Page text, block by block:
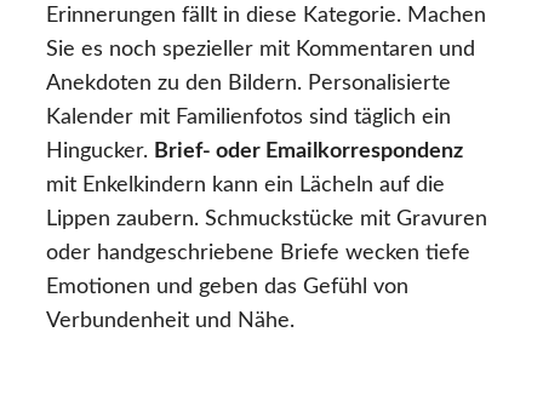
Erinnerungen fällt in diese Kategorie. Machen
Sie es noch spezieller mit Kommentaren und
Anekdoten zu den Bildern. Personalisierte
Kalender mit Familienfotos sind täglich ein
Hingucker. Brief- oder Emailkorrespondenz
mit Enkelkindern kann ein Lächeln auf die
Lippen zaubern. Schmuckstücke mit Gravuren
oder handgeschriebene Briefe wecken tiefe
Emotionen und geben das Gefühl von
Verbundenheit und Nähe.